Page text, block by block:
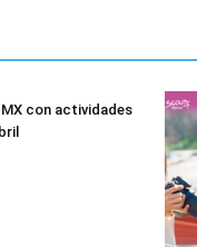
con actividades